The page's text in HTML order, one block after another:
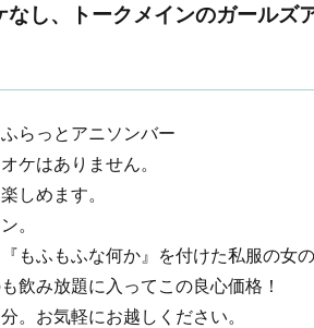
し、トークメインのガールズ
らっとアニソンバー
ケはありません。
しめます。
。
もふもふな何か』を付けた私服の女の
飲み放題に入ってこの良心価格！
。お気軽にお越しください。